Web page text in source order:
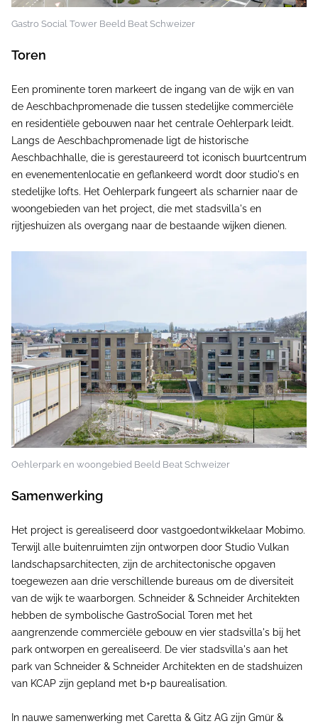
Gastro Social Tower Beeld Beat Schweizer
Toren
Een prominente toren markeert de ingang van de wijk en van
de Aeschbachpromenade die tussen stedelijke commerciële
en residentiële gebouwen naar het centrale Oehlerpark leidt.
Langs de Aeschbachpromenade ligt de historische
Aeschbachhalle, die is gerestaureerd tot iconisch buurtcentrum
en evenementenlocatie en geflankeerd wordt door studio's en
stedelijke lofts. Het Oehlerpark fungeert als scharnier naar de
woongebieden van het project, die met stadsvilla's en
rijtjeshuizen als overgang naar de bestaande wijken dienen.
Oehlerpark en woongebied Beeld Beat Schweizer
Samenwerking
Het project is gerealiseerd door vastgoedontwikkelaar Mobimo.
Terwijl alle buitenruimten zijn ontworpen door Studio Vulkan
landschapsarchitecten, zijn de architectonische opgaven
toegewezen aan drie verschillende bureaus om de diversiteit
van de wijk te waarborgen. Schneider & Schneider Architekten
hebben de symbolische GastroSocial Toren met het
aangrenzende commerciële gebouw en vier stadsvilla's bij het
park ontworpen en gerealiseerd. De vier stadsvilla's aan het
park van Schneider & Schneider Architekten en de stadshuizen
van KCAP zijn gepland met b+p baurealisation.
In nauwe samenwerking met Caretta & Gitz AG zijn Gmür &